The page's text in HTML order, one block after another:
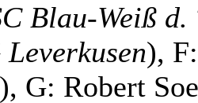
Blau-Weiß
Leverkusen),
), G: Robert